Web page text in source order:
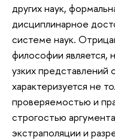
других наук,
дисциплинарное
системе наук.
философии является,
узких представлений
характеризуется не
проверяемостью и
строгостью
экстраполяции и